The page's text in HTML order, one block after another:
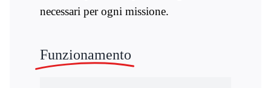
necessari per ogni missione.
Funzionamento